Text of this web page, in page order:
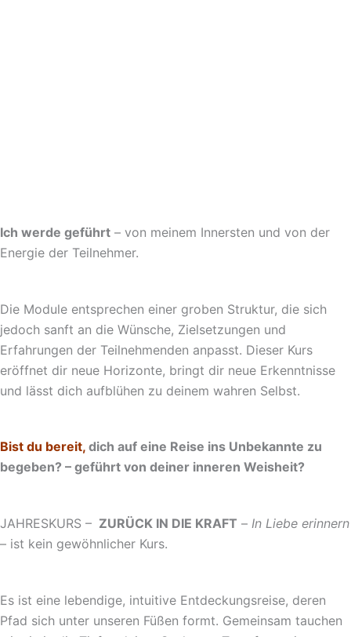
Ich werde geführt – von meinem Innersten und von der
Energie der Teilnehmer.
Die Module entsprechen einer groben Struktur, die sich
jedoch sanft an die Wünsche, Zielsetzungen und
Erfahrungen der Teilnehmenden anpasst. Dieser Kurs
eröffnet dir neue Horizonte, bringt dir neue Erkenntnisse
und lässt dich aufblühen zu deinem wahren Selbst.
Bist du bereit, dich auf eine Reise ins Unbekannte zu
begeben? – geführt von deiner inneren Weisheit?
JAHRESKURS – ZURÜCK IN DIE KRAFT – In Liebe erinnern
– ist kein gewöhnlicher Kurs.
Es ist eine lebendige, intuitive Entdeckungsreise, deren
Pfad sich unter unseren Füßen formt. Gemeinsam tauchen